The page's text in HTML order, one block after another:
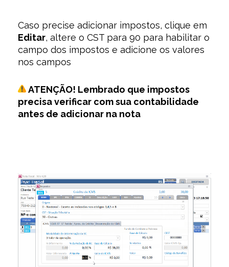
Caso precise adicionar impostos, clique em
Editar, altere o CST para 90 para habilitar o
campo dos impostos e adicione os valores
nos campos
ATENÇÃO! Lembrado que impostos
precisa verificar com sua contabilidade
antes de adicionar na nota